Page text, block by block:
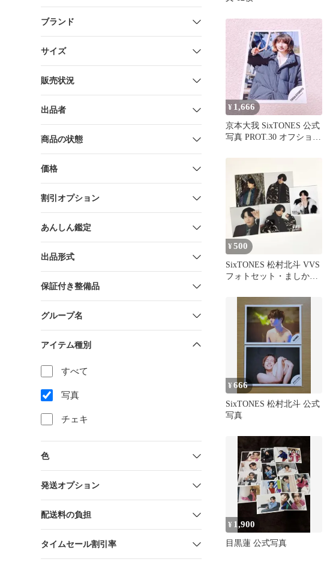
ブランド
サイズ
販売状況
出品者
商品の状態
価格
割引オプション
あんしん鑑定
出品形式
保証付き整備品
グループ名
アイテム種別
すべて
写真
チェキ
色
発送オプション
配送料の負担
タイムセール割引率
¥ 1,666
京本大我 SixTONES 公式
写真 PROT.30 オフショ
¥500
SixTONES 松村北斗 VVS
フォトセット・ましかく
¥666
SixTONES 松村北斗 公式
写真
¥ 1,900
目黒蓮 公式写真